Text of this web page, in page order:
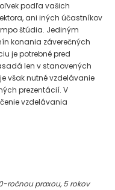
podľa vašich
ani iných účastníkov
štúdia. Jediným
konania záverečných
je potrebné pred
len v stanovených
však nutné vzdelávanie
prezentácií. V
vzdelávania
ročnou praxou, 5 rokov